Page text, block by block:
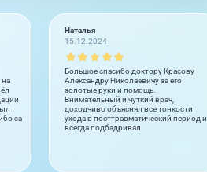
на
за
Наталья
15.12.2024
Большое спасибо доктору Красову
Александру Николаевичу за его
золотые руки и помощь.
Внимательный и чуткий врач,
доходчиво объяснял все тонкости
ухода в посттравматический период и
всегда подбадривал